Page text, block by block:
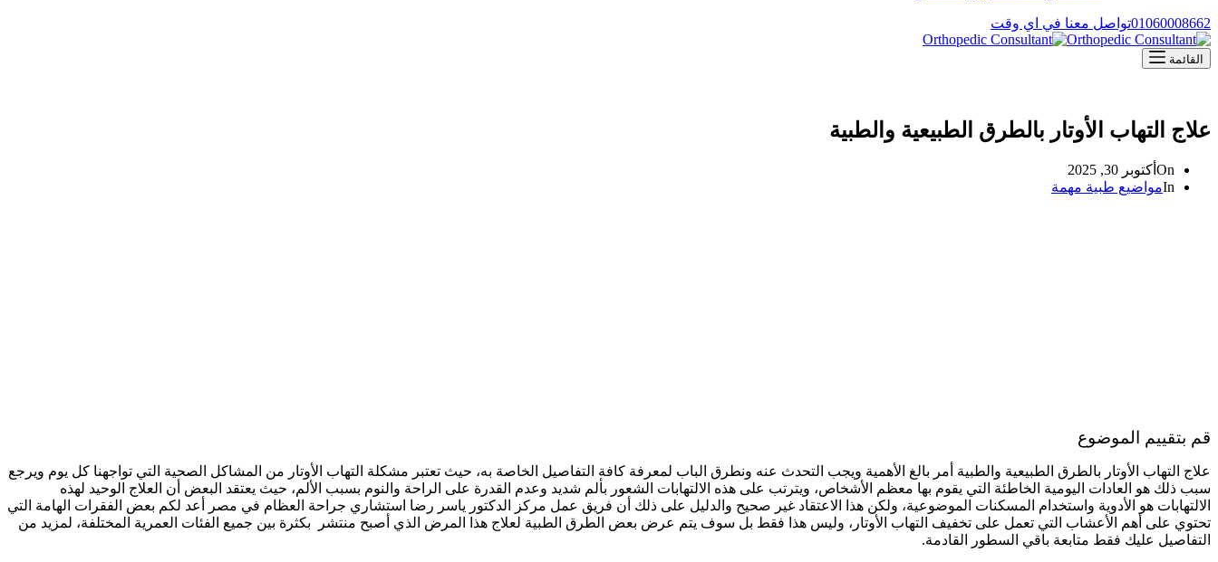
01060008662تواصل معنا في اي وقت
القائمة
علاج التهاب الأوتار بالطرق الطبيعية والطبية
On أكتوبر 30, 2025
Inمواضيع طبية مهمة
قم بتقييم الموضوع
علاج التهاب الأوتار بالطرق الطبيعية والطبية أمر بالغ الأهمية ويجب التحدث عنه ونطرق الباب لمعرفة كافة التفاصيل الخاصة به، حيث تعتبر مشكلة التهاب الأوتار من المشاكل الصحية التي تواجهنا كل يوم ويرجع
سبب ذلك هو العادات اليومية الخاطئة التي يقوم بها معظم الأشخاص، ويترتب على هذه الالتهابات الشعور بألم شديد وعدم القدرة على الراحة والنوم بسبب الألم، حيث يعتقد البعض أن العلاج الوحيد لهذه
الالتهابات هو الأدوية واستخدام المسكنات الموضوعية، ولكن هذا الاعتقاد غير صحيح والدليل على ذلك أن فريق عمل مركز الدكتور ياسر رضا استشاري جراحة العظام في مصر أعد لكم بعض الفقرات الهامة التي
تحتوي على أهم الأعشاب التي تعمل على تخفيف التهاب الأوتار، وليس هذا فقط بل سوف يتم عرض بعض الطرق الطبية لعلاج هذا المرض الذي أصبح منتشر بكثرة بين جميع الفئات العمرية المختلفة، لمزيد من
التفاصيل عليك فقط متابعة باقي السطور القادمة.